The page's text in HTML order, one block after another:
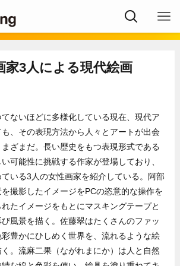
家3人による現代絵画
ないほどに多様化している現在、現代ア
、その表現方法から人々とアートが出会
ざまだ。長い歴史をもつ表現形式である
い可能性に挑戦する作家が登場しており、
いる3人の女性画家を紹介している。阿部
撮影したイメージをPCの恣意的な操作を
たイメージをもとにマスキングテープと
風景を描く。佐藤翠はたくさんのファッ
豊かにひしめく世界を、流れるような絵
。流麻二果（ながれまにか）は人と自然